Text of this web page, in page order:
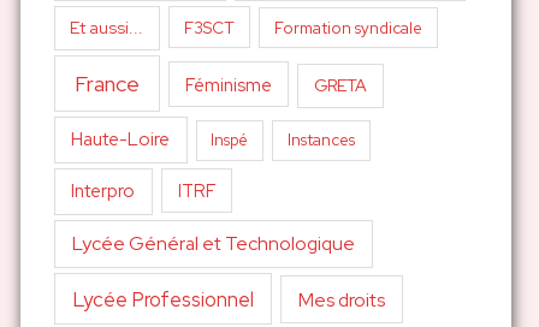
Et aussi... F3SCT Formation syndicale
France Féminisme GRETA
Haute-Loire Inspé Instances
Interpro ITRF
Lycée Général et Technologique
Lycée Professionnel Mes droits